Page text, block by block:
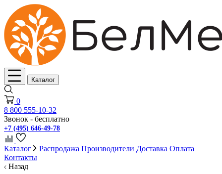
Каталог
0
8 800 555-10-32
Звонок - бесплатно
+7 (495) 646-49-78
Каталог Распродажа Производители Доставка Оплата
Контакты
Назад